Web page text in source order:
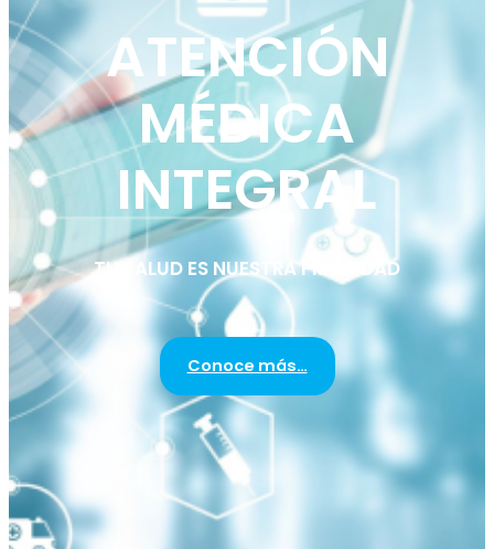
ATENCIÓN
MÉDICA
INTEGRAL
TU SALUD ES NUESTRA PRIORIDAD
Conoce más…